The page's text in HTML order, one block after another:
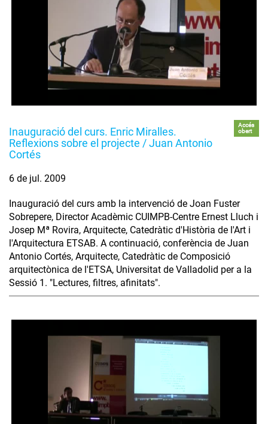
Inauguració del curs. Enric Miralles.
Reflexions sobre el projecte / Juan Antonio
Cortés
Accés
obert
6 de jul. 2009
Inauguració del curs amb la intervenció de Joan Fuster
Sobrepere, Director Acadèmic CUIMPB-Centre Ernest Lluch i
Josep Mª Rovira, Arquitecte, Catedràtic d'Història de l'Art i
l'Arquitectura ETSAB. A continuació, conferència de Juan
Antonio Cortés, Arquitecte, Catedràtic de Composició
arquitectònica de l'ETSA, Universitat de Valladolid per a la
Sessió 1. "Lectures, filtres, afinitats".